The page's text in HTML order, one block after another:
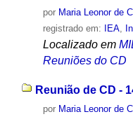
por Maria Leonor de
registrado em: IEA,
Localizado em
Reuniões do CD
Reunião de CD -
por Maria Leonor de